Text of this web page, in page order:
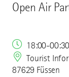
Open Air
18:00-
Tourist
87629 Füssen